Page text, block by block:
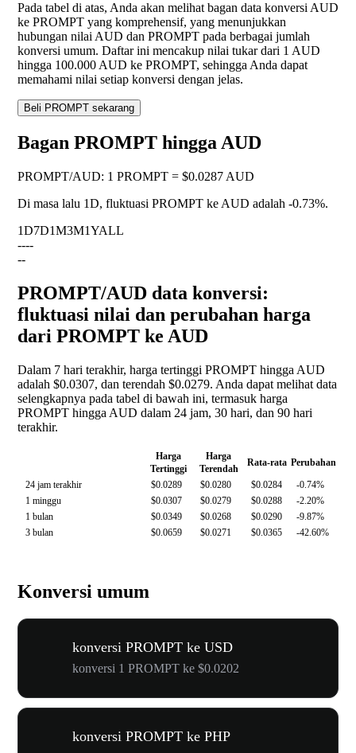
Pada tabel di atas, Anda akan melihat bagan data konversi AUD
ke PROMPT yang komprehensif, yang menunjukkan
hubungan nilai AUD dan PROMPT pada berbagai jumlah
konversi umum. Daftar ini mencakup nilai tukar dari 1 AUD
hingga 100.000 AUD ke PROMPT, sehingga Anda dapat
memahami nilai setiap konversi dengan jelas.
Beli PROMPT sekarang
Bagan PROMPT hingga AUD
PROMPT/AUD: 1 PROMPT = $0.0287 AUD
Di masa lalu 1D, fluktuasi PROMPT ke AUD adalah -0.73%.
1D7D1M3M1YALL
----
--
PROMPT/AUD data konversi:
fluktuasi nilai dan perubahan harga
dari PROMPT ke AUD
Dalam 7 hari terakhir, harga tertinggi PROMPT hingga AUD
adalah $0.0307, dan terendah $0.0279. Anda dapat melihat data
selengkapnya pada tabel di bawah ini, termasuk harga
PROMPT hingga AUD dalam 24 jam, 30 hari, dan 90 hari
terakhir.
Harga
Tertinggi
Harga
Terendah
Rata-rata Perubahan
24 jam terakhir
$0.0289 $0.0280 $0.0284
-0.74%
1 minggu
$0.0307 $0.0279 $0.0288
-2.20%
1 bulan
$0.0349 $0.0268 $0.0290
-9.87%
3 bulan
$0.0659 $0.0271 $0.0365 -42.60%
Konversi umum
konversi PROMPT ke USD
konversi 1 PROMPT ke $0.0202
konversi PROMPT ke PHP